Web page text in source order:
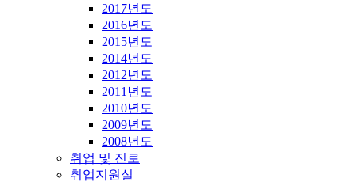
2017년도
2016년도
2015년도
2014년도
2012년도
2011년도
2010년도
2009년도
2008년도
취업 및 진로
취업지원실